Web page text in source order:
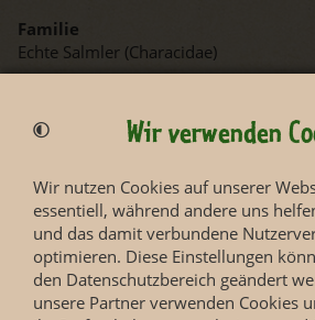
Familie
Echte Salmler (Characidae)
max. 12 cm
Wir verwenden
Wir nutzen Cookies auf unserer
essentiell, während andere uns
und das damit verbundene
optimieren. Diese Einstellungen
den Datenschutzbereich geändert
unsere Partner verwenden Cookies